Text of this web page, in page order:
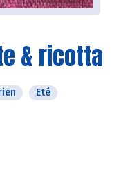
& ricotta
Eté